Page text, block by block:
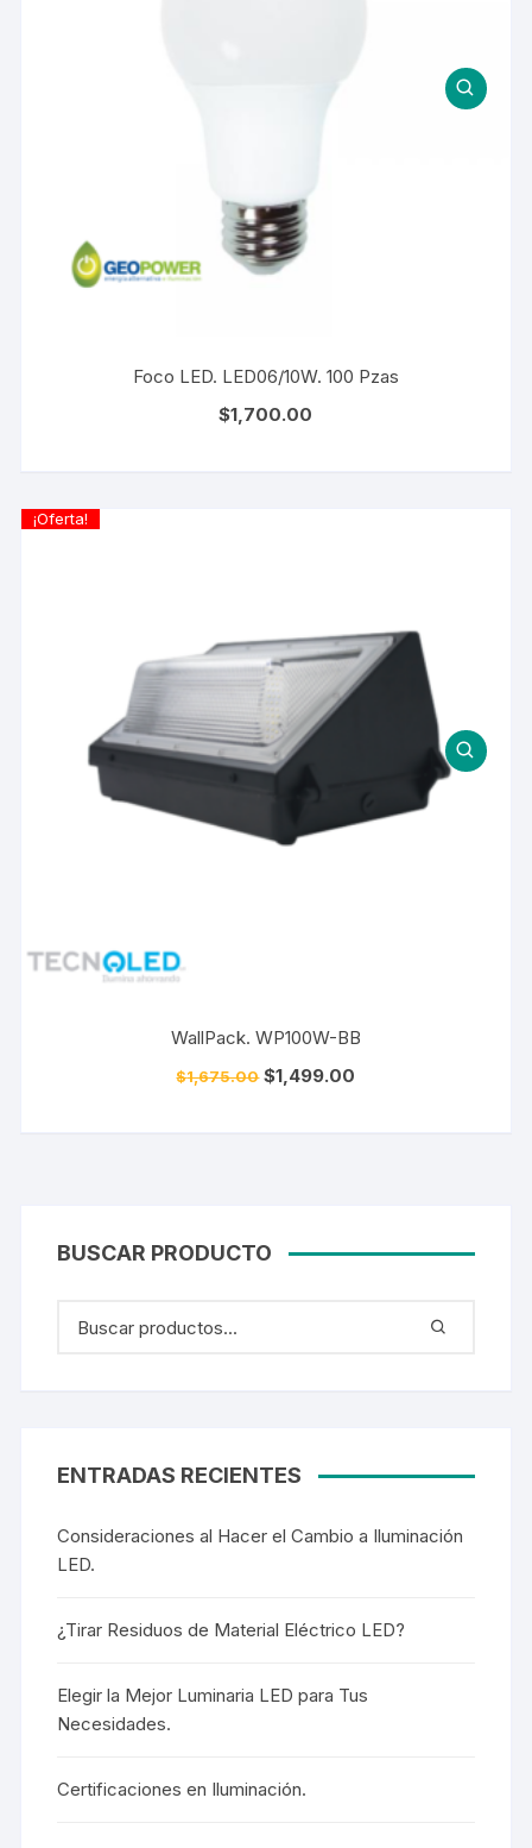
Foco LED. LED06/10W. 100 Pzas
$1,700.00
¡Oferta!
WallPack. WP100W-BB
$1,675.00 $1,499.00
BUSCAR PRODUCTO
ENTRADAS RECIENTES
Consideraciones al Hacer el Cambio a Iluminación
LED.
¿Tirar Residuos de Material Eléctrico LED?
Elegir la Mejor Luminaria LED para Tus
Necesidades.
Certificaciones en Iluminación.